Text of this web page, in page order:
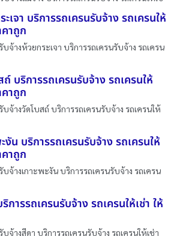
เจา บริการรถเครนรับจ้าง รถเครนให้
คาถูก
จ้างห้วยกระเจา บริการรถเครนรับจ้าง รถเครน
บริการรถเครนรับจ้าง รถเครนให้
คาถูก
บจ้างวัดโบสถ์ บริการรถเครนรับจ้าง รถเครนให้
งัน บริการรถเครนรับจ้าง รถเครนให้
คาถูก
บจ้างเกาะพะงัน บริการรถเครนรับจ้าง รถเครน
การรถเครนรับจ้าง รถเครนให้เช่า ให้
จ้างสีดา บริการรถเครนรับจ้าง รถเครนให้เช่า